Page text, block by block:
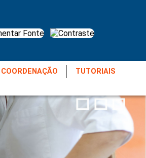
COORDENAÇÃO
TUTORIAIS